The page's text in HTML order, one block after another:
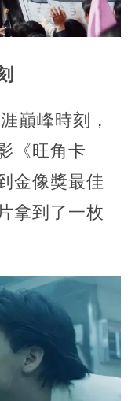
巔峰時刻，
《旺角卡
金像獎最佳
拿到了一枚